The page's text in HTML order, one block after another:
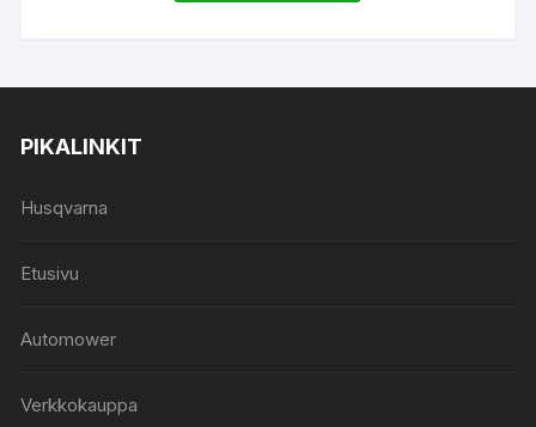
PIKALINKIT
Husqvarna
Etusivu
Automower
Verkkokauppa